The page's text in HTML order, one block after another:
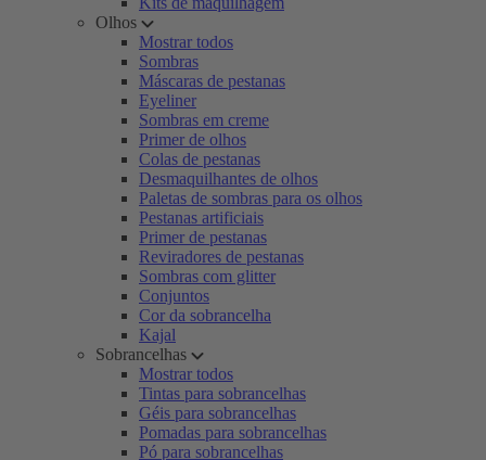
Olhos
Mostrar todos
Sombras
Máscaras de pestanas
Eyeliner
Sombras em creme
Primer de olhos
Colas de pestanas
Desmaquilhantes de olhos
Paletas de sombras para os olhos
Pestanas artificiais
Primer de pestanas
Reviradores de pestanas
Sombras com glitter
Conjuntos
Cor da sobrancelha
Kajal
Sobrancelhas
Mostrar todos
Tintas para sobrancelhas
Géis para sobrancelhas
Pomadas para sobrancelhas
Pó para sobrancelhas